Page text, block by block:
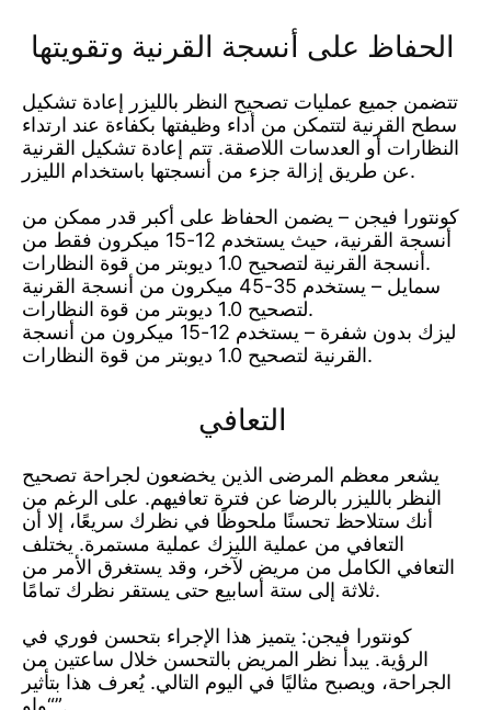
الحفاظ على أنسجة القرنية وتقويتها
تتضمن جميع عمليات تصحيح النظر بالليزر إعادة تشكيل
سطح القرنية لتتمكن من أداء وظيفتها بكفاءة عند ارتداء
النظارات أو العدسات اللاصقة. تتم إعادة تشكيل القرنية
عن طريق إزالة جزء من أنسجتها باستخدام الليزر.
كونتورا فيجن – يضمن الحفاظ على أكبر قدر ممكن من
أنسجة القرنية، حيث يستخدم 12-15 ميكرون فقط من
أنسجة القرنية لتصحيح 1.0 ديوبتر من قوة النظارات.
سمايل – يستخدم 35-45 ميكرون من أنسجة القرنية
لتصحيح 1.0 ديوبتر من قوة النظارات.
ليزك بدون شفرة – يستخدم 12-15 ميكرون من أنسجة
القرنية لتصحيح 1.0 ديوبتر من قوة النظارات.
التعافي
يشعر معظم المرضى الذين يخضعون لجراحة تصحيح
النظر بالليزر بالرضا عن فترة تعافيهم. على الرغم من
أنك ستلاحظ تحسنًا ملحوظًا في نظرك سريعًا، إلا أن
التعافي من عملية الليزك عملية مستمرة. يختلف
التعافي الكامل من مريض لآخر، وقد يستغرق الأمر من
ثلاثة إلى ستة أسابيع حتى يستقر نظرك تمامًا.
كونتورا فيجن: يتميز هذا الإجراء بتحسن فوري في
الرؤية. يبدأ نظر المريض بالتحسن خلال ساعتين من
الجراحة، ويصبح مثاليًا في اليوم التالي. يُعرف هذا بتأثير
“واو”.